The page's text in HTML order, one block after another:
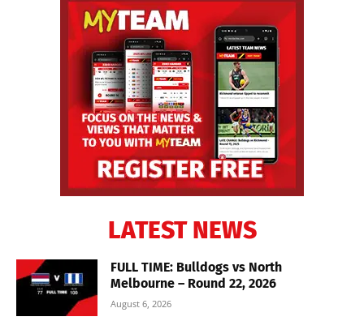
LATEST NEWS
FULL TIME: Bulldogs vs North
Melbourne – Round 22, 2026
August 6, 2026